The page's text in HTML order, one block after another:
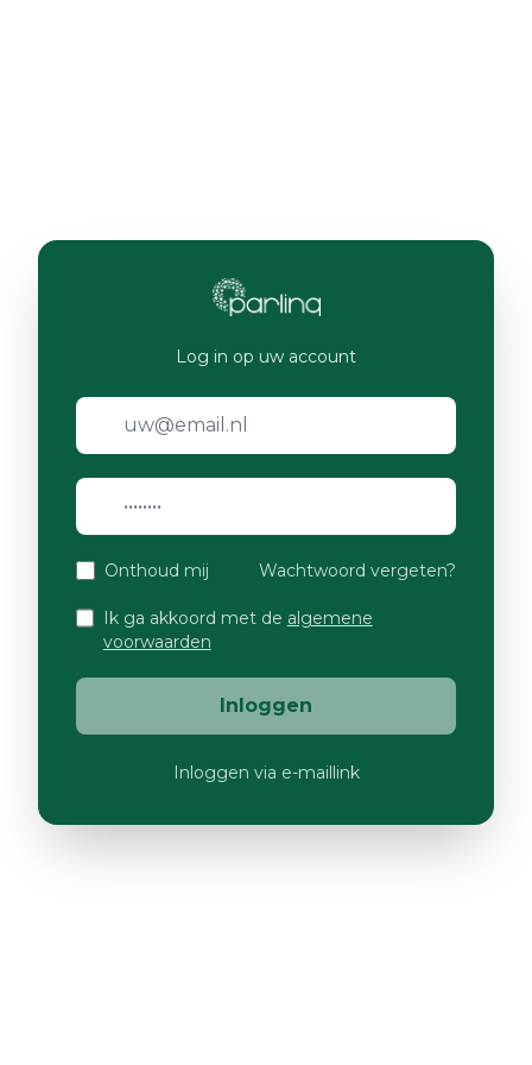
Log in op uw account
Onthoud mij Wachtwoord vergeten?
Ik ga akkoord met de algemene
voorwaarden
Inloggen
Inloggen via e-maillink